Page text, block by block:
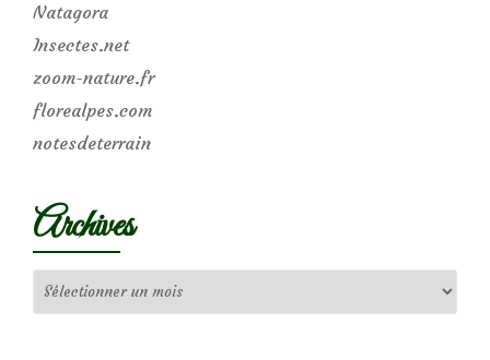
Natagora
Insectes.net
zoom-nature.fr
florealpes.com
notesdeterrain
Archives